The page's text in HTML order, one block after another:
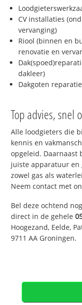
CV installaties
vervanging)
Riool (binnen en
renovatie en
dakleer)
Dakgoten
Top advies, snel
Alle loodgieters die
kennis en
opgeleid. Daarnaast
juiste apparatuur en
zowel gas als
Neem contact met
Bel deze ochtend
direct in de gehele
Hoogezand, Eelde,
9711 AA Groningen.